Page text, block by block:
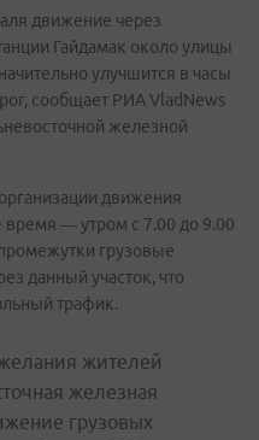
движение через
Гайдамак около улицы
улучшится в часы
сообщает РИА VladNews
железной
движения
время — утром с 7.00 до 9.00
грузовые
данный участок, что
трафик.
жителей
железная
грузовых